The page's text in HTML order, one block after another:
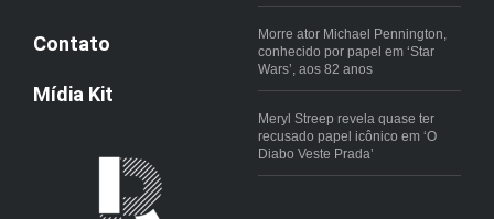
Contato
Mídia Kit
Morre ator Michael Pennington,
conhecido por papel em ‘Star
Wars’, aos 82 anos
Meryl Streep revela quase ter
recusado papel icônico em ‘O
Diabo Veste Prada’